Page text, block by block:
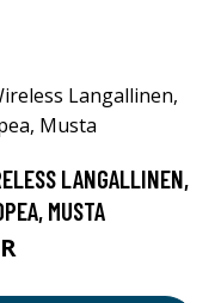
LANGALLINEN,
MUSTA